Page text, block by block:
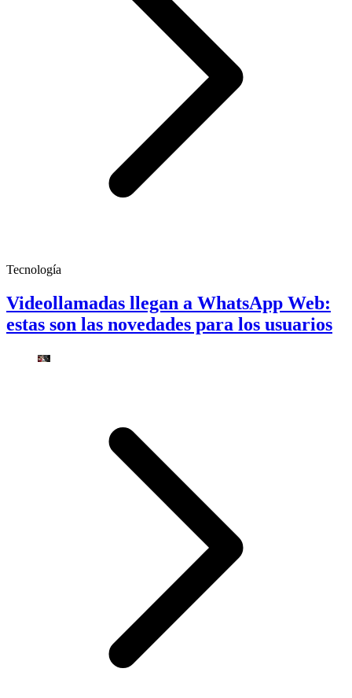
Tecnología
Videollamadas llegan a WhatsApp Web:
estas son las novedades para los usuarios